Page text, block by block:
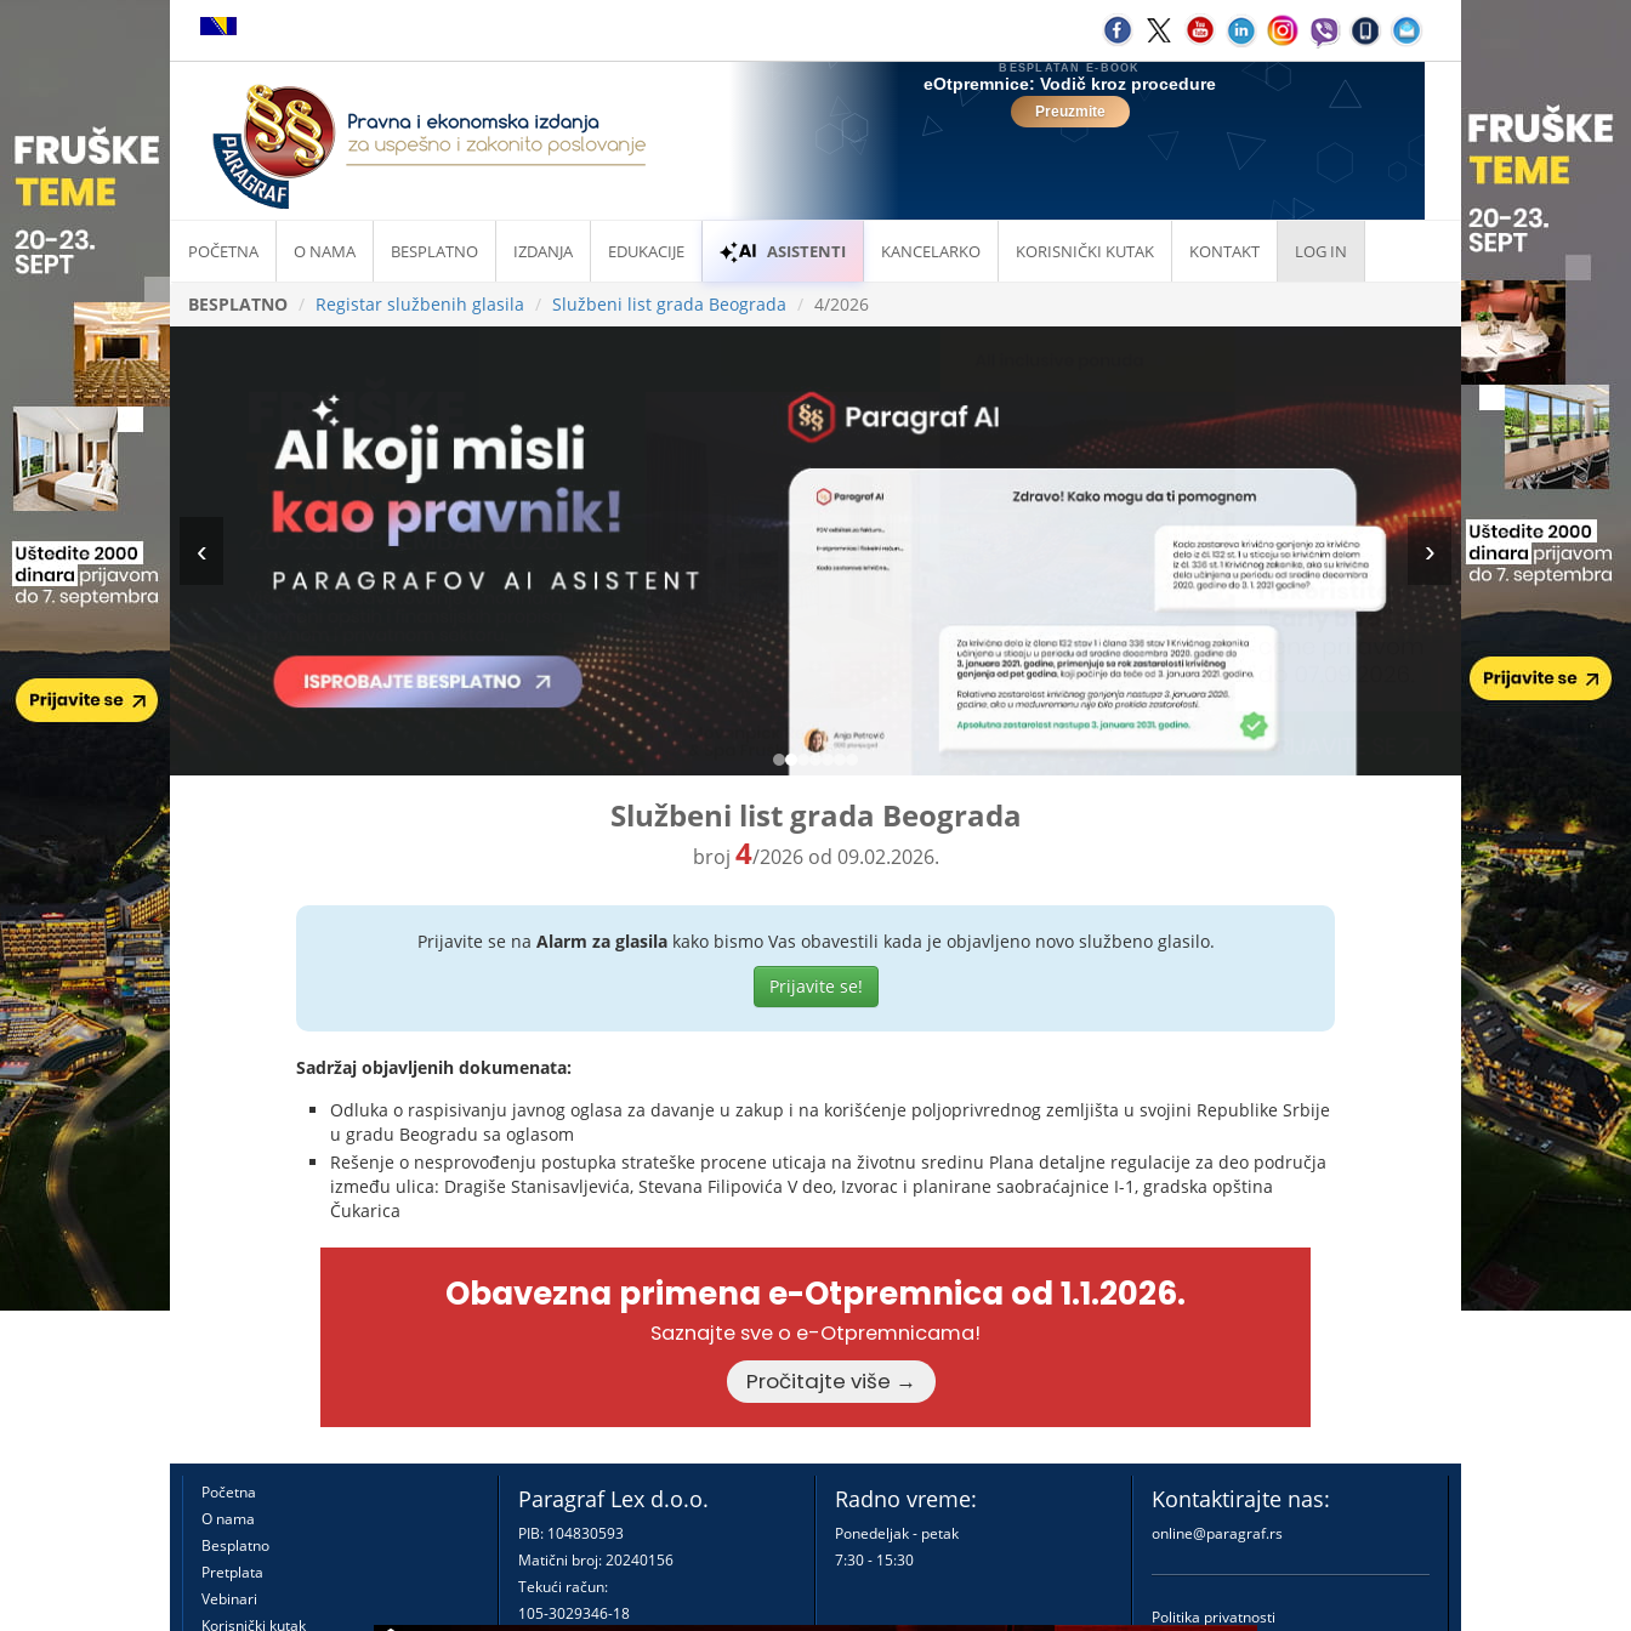
POČETNA O NAMA BESPLATNO IZDANJA EDUKACIJE ASISTENTI KANCELARKO KORISNIČKI KUTAK KONTAKT LOG IN
BESPLATNO Registar službenih glasila Službeni list grada Beograda 4/2026
Službeni list grada Beograda
broj 4/2026 od 09.02.2026.
Prijavite se na Alarm za glasilakako bismo Vas obavestili kada je objavljeno novo službeno glasilo.
Prijavite se!
Sadržaj objavljenih dokumenata:
Odluka o raspisivanju javnog oglasa za davanje u zakup i na korišćenje poljoprivrednog zemljišta u svojini Republike Srbije
u gradu Beogradu sa oglasom
Rešenje o nesprovođenju postupka strateške procene uticaja na životnu sredinu Plana detaljne regulacije za deo područja
između ulica: Dragiše Stanisavljevića, Stevana Filipovića V deo, Izvorac i planirane saobraćajnice I-1, gradska opština
Čukarica
Obavezna primena e-Otpremnica od 1.1.2026.
Saznajte sve o e-Otpremnicama!
Pročitajte više →
Početna
O nama
Besplatno
Pretplata
Vebinari
Korisnički kutak
Paragraf Lex d.o.o.
PIB: 104830593
Matični broj: 20240156
Tekući račun:
105-3029346-18
Radno vreme:
Ponedeljak - petak
7:30 - 15:30
Kontaktirajte nas:
online@paragraf.rs
Politika privatnosti